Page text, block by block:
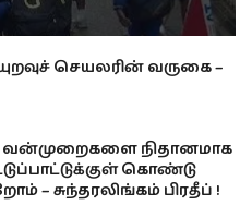
செயலரின் வருகை –
நிதானமாக
கொண்டு
– சுந்தரலிங்கம் பிரதீப் !